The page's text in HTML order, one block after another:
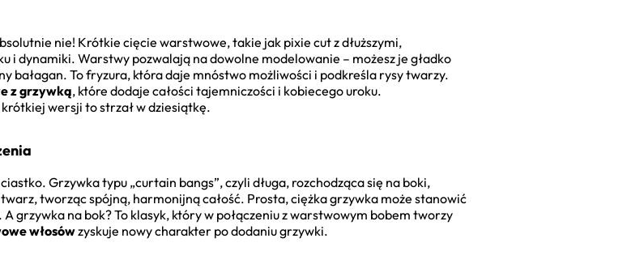
nie! Krótkie cięcie warstwowe, takie jak pixie cut z dłuższymi,
i dynamiki. Warstwy pozwalają na dowolne modelowanie – możesz je gładko
bałagan. To fryzura, która daje mnóstwo możliwości i podkreśla rysy twarzy.
z grzywką, które dodaje całości tajemniczości i kobiecego uroku.
wersji to strzał w dziesiątkę.
Grzywka typu „curtain bangs”, czyli długa, rozchodząca się na boki,
tworząc spójną, harmonijną całość. Prosta, ciężka grzywka może stanowić
grzywka na bok? To klasyk, który w połączeniu z warstwowym bobem tworzy
włosówzyskuje nowy charakter po dodaniu grzywki.